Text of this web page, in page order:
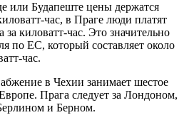
или Будапеште цены держатся
час, в Праге люди платят
киловатт-час. Это значительно
по ЕС, который составляет около
час.
в Чехии занимает шестое
Прага следует за Лондоном,
и Берном.